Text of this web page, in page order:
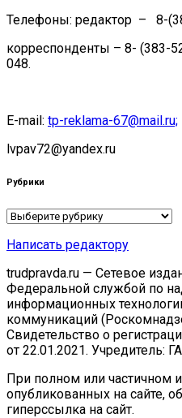
Телефоны: редактор – 8-
корреспонденты – 8- (383-
048.
E-mail: tp-reklama-67@mail.ru;
lvpav72@yandex.ru
Рубрики
Рубрики
Написать редактору
trudpravda.ru — Сетевое
Федеральной службой по
информационных
коммуникаций
Свидетельство о
от 22.01.2021. Учредитель:
При полном или частичном
опубликованных на сайте,
гиперссылка на сайт.